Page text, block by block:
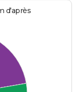
d'après